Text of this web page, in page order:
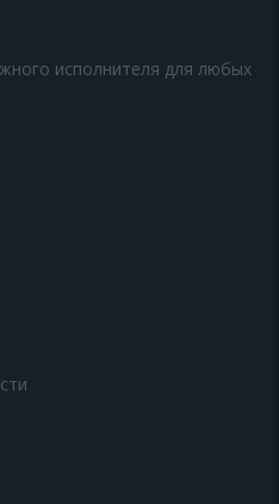
исполнителя для любых